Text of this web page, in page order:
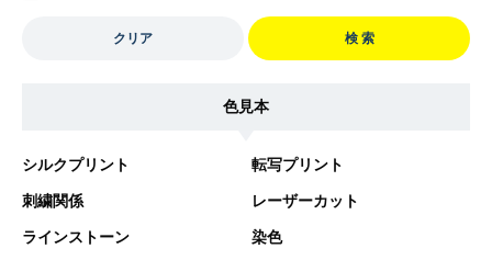
クリア 検 索
色見本
シルクプリント 転写プリント
刺繍関係 レーザーカット
ラインストーン 染色